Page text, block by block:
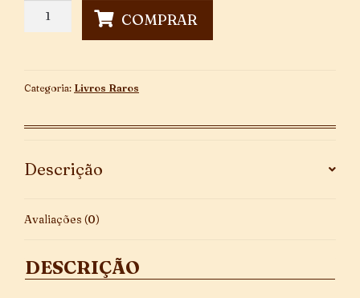
Edição
COMPRAR
Categoria: Livros Raros
Descrição
Avaliações (0)
DESCRIÇÃO